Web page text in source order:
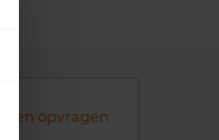
opvragen